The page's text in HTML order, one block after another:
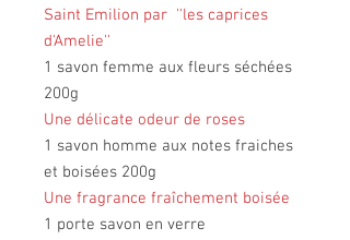
Saint Emilion par ''les caprices
d'Amelie''
1 savon femme aux fleurs séchées
200g
Une délicate odeur de roses
1 savon homme aux notes fraiches
et boisées 200g
Une fragrance fraîchement boisée
1 porte savon en verre